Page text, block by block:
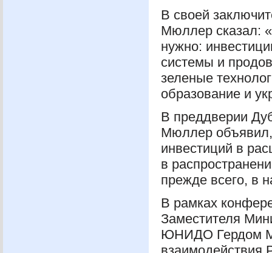
В своей
Мюллер сказал:
нужно:
системы и
зеленые
образование и
В преддверии
Мюллер
инвестиций в
в
прежде всего, в
В рамках
Заместителя
ЮНИДО Гердом